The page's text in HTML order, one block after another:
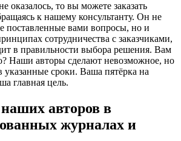
оказалось, то вы можете заказать
к нашему консультанту. Он не
поставленные вами вопросы, но и
сотрудничества с заказчиками,
в правильности выбора решения. Вам
Наши авторы сделают невозможное, но
указанные сроки. Ваша пятёрка на
главная цель.
авторов в
журналах и